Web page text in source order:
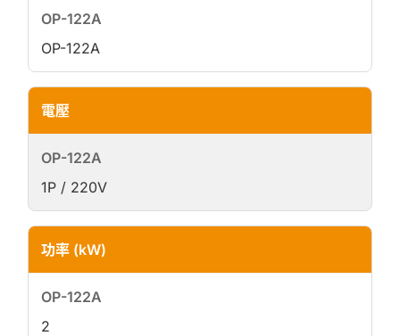
OP-122A
電壓
1P / 220V
功率 (kW)
2